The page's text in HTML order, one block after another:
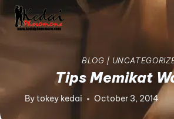
BLOG |
Tips Memikat
Bytokey kedai October 3, 2014